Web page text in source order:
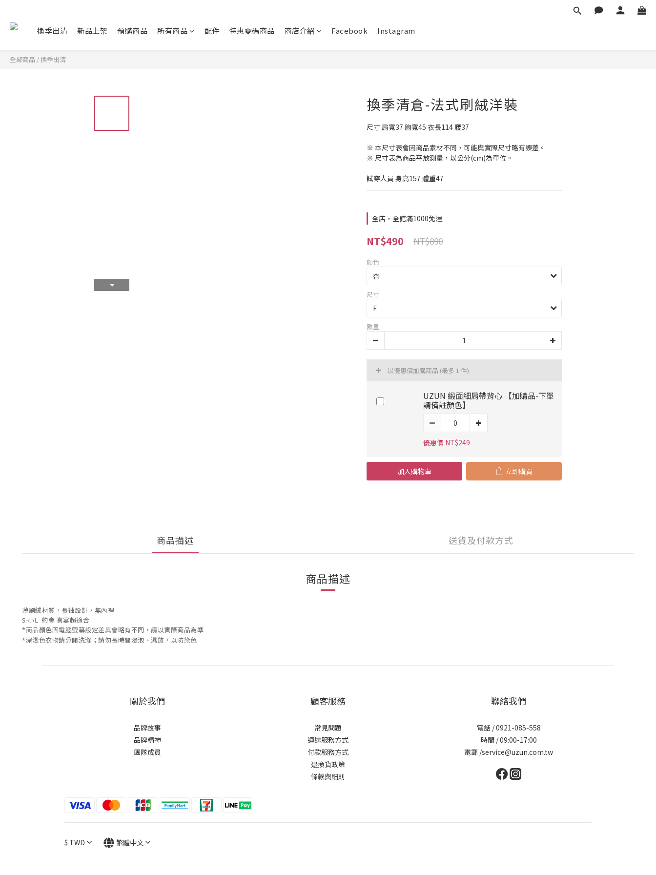
換季出清 新品上架 預購商品 所有商品 配件 特惠零碼商品 商店介紹 Facebook Instagram
全部商品 /換季出清
換季清倉-法式刷絨洋裝
尺寸 肩寬37 胸寬45 衣長114 腰37
※ 本尺寸表會因商品素材不同，可能與實際尺寸略有誤差。
※ 尺寸表為商品平放測量，以公分(cm)為單位。
試穿人員 身高157 體重47
全店，全館滿1000免運
NT$490 NT$890
顏色
尺寸
數量
以優惠價加購商品 (最多 1 件)
UZUN 緞面細肩帶背心 【加購品-下單
請備註顏色】
優惠價 NT$249
加入購物車 立即購買
商品描述 送貨及付款方式
商品描述
薄刷絨材質，長袖設計，無內裡
S-小L 約會 喜宴超適合
*商品顏色因電腦螢幕設定差異會略有不同，請以實際商品為準
*深淺色衣物請分開洗滌；請勿長時間浸泡、濕放，以防染色
關於我們
品牌故事
品牌精神
團隊成員
顧客服務
常見問題
運送服務方式
付款服務方式
退換貨政策
條款與細則
聯絡我們
電話 / 0921-085-558
時間 / 09:00-17:00
電郵 /service@uzun.com.tw
$ TWD 繁體中文